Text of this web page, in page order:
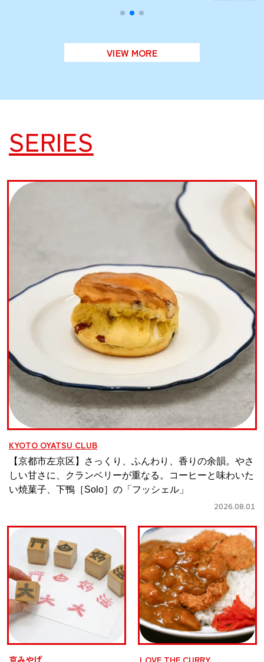
VIEW MORE
SERIES
KYOTO OYATSU CLUB
【京都市左京区】さっくり、ふんわり、香りの余韻。やさ
しい甘さに、クランベリーが重なる。コーヒーと味わいた
い焼菓子、下鴨［Solo］の「フッシェル」
2026.08.01
京みやげ LOVE THE CURRY